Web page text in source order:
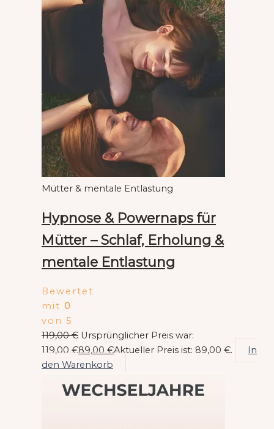
Mütter & mentale Entlastung
Hypnose & Powernaps für
Mütter – Schlaf, Erholung &
mentale Entlastung
Bewertet
mit 0
von 5
119,00€ Ursprünglicher Preis war:
119,00 €89,00 €Aktueller Preis ist: 89,00 €.
In
den Warenkorb